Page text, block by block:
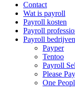
Contact
Wat is payroll
Payroll kosten
Payroll
Payroll bedrijven
Payper
Tentoo
Payroll
Please
One